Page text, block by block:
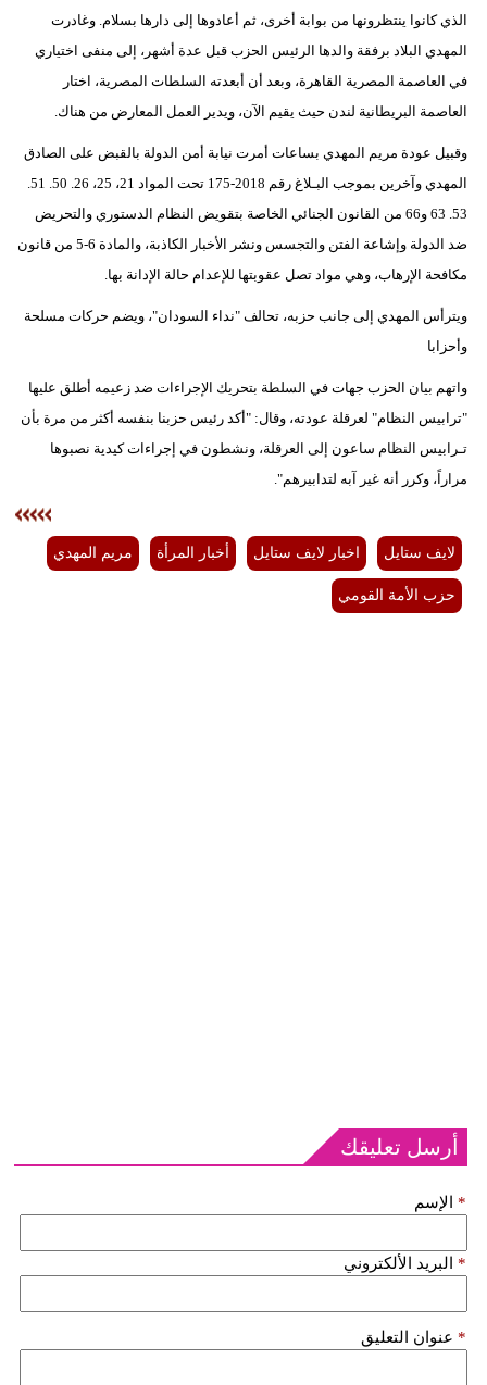
الذي كانوا ينتظرونها من بوابة أخرى، ثم أعادوها إلى دارها بسلام. وغادرت
المهدي البلاد برفقة والدها الرئيس الحزب قبل عدة أشهر، إلى منفى اختياري
في العاصمة المصرية القاهرة، وبعد أن أبعدته السلطات المصرية، اختار
العاصمة البريطانية لندن حيث يقيم الآن، ويدير العمل المعارض من هناك.
وقبيل عودة مريم المهدي بساعات أمرت نيابة أمن الدولة بالقبض على الصادق
المهدي وآخرين بموجب البـلاغ رقم 2018-175 تحت المواد 21، 25، 26. 50. 51.
53. 63 و66 من القانون الجنائي الخاصة بتقويض النظام الدستوري والتحريض
ضد الدولة وإشاعة الفتن والتجسس ونشر الأخبار الكاذبة، والمادة 6-5 من قانون
مكافحة الإرهاب، وهي مواد تصل عقوبتها للإعدام حالة الإدانة بها.
ويترأس المهدي إلى جانب حزبه، تحالف "نداء السودان"، ويضم حركات مسلحة
وأحزابا
واتهم بيان الحزب جهات في السلطة بتحريك الإجراءات ضد زعيمه أطلق عليها
"ترابيس النظام" لعرقلة عودته، وقال: "أكد رئيس حزبنا بنفسه أكثر من مرة بأن
تـرابيس النظام ساعون إلى العرقلة، ونشطون في إجراءات كيدية نصبوها
مراراً، وكرر أنه غير آبه لتدابيرهم".
لايف ستايل اخبار لايف ستايل أخبار المرأة مريم المهدي
حزب الأمة القومي
أرسل تعليقك
الإسم *
البريد الألكتروني *
عنوان التعليق *